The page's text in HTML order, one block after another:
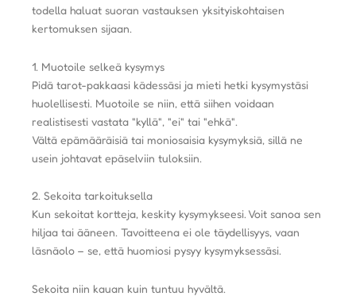
todella haluat suoran vastauksen yksityiskohtaisen
kertomuksen sijaan.
1. Muotoile selkeä kysymys
Pidä tarot-pakkaasi kädessäsi ja mieti hetki kysymystäsi
huolellisesti. Muotoile se niin, että siihen voidaan
realistisesti vastata "kyllä", "ei" tai "ehkä".
Vältä epämääräisiä tai moniosaisia ​​kysymyksiä, sillä ne
usein johtavat epäselviin tuloksiin.
2. Sekoita tarkoituksella
Kun sekoitat kortteja, keskity kysymykseesi. Voit sanoa sen
hiljaa tai ääneen. Tavoitteena ei ole täydellisyys, vaan
läsnäolo – se, että huomiosi pysyy kysymyksessäsi.
Sekoita niin kauan kuin tuntuu hyvältä.